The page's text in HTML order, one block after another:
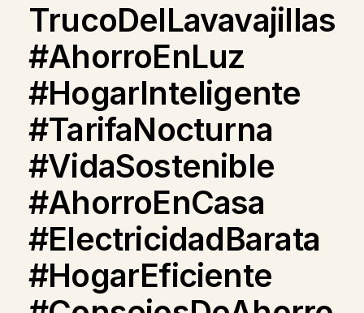
TrucoDelLavavajillas
#AhorroEnLuz
#HogarInteligente
#TarifaNocturna
#VidaSostenible
#AhorroEnCasa
#ElectricidadBarata
#HogarEficiente